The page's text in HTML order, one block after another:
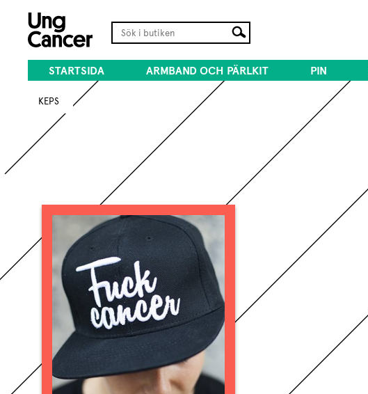
STARTSIDA ARMBAND OCH PÄRLKIT PIN
KEPS